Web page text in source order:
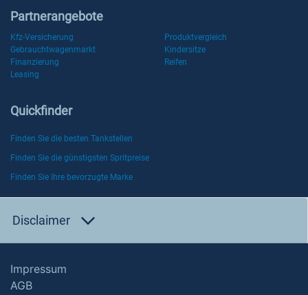
Partnerangebote
Kfz-Versicherung
Produktvergleich
Gebrauchtwagenmarkt
Kindersitze
Finanzierung
Reifen
Leasing
Quickfinder
Finden Sie die besten Tankstellen
Finden Sie die günstigsten Spritpreise
Finden Sie Ihre bevorzugte Marke
Disclaimer
Impressum
AGB